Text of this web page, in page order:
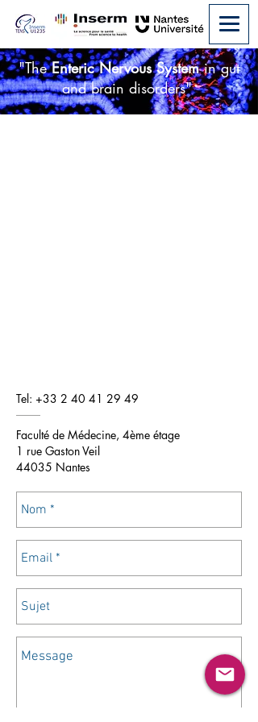
"TheEnteric Nervous Systemin gut
and brain disorders"
Tel: +33 2 40 41 29 49
Faculté de Médecine, 4ème étage
1 rue Gaston Veil
44035 Nantes